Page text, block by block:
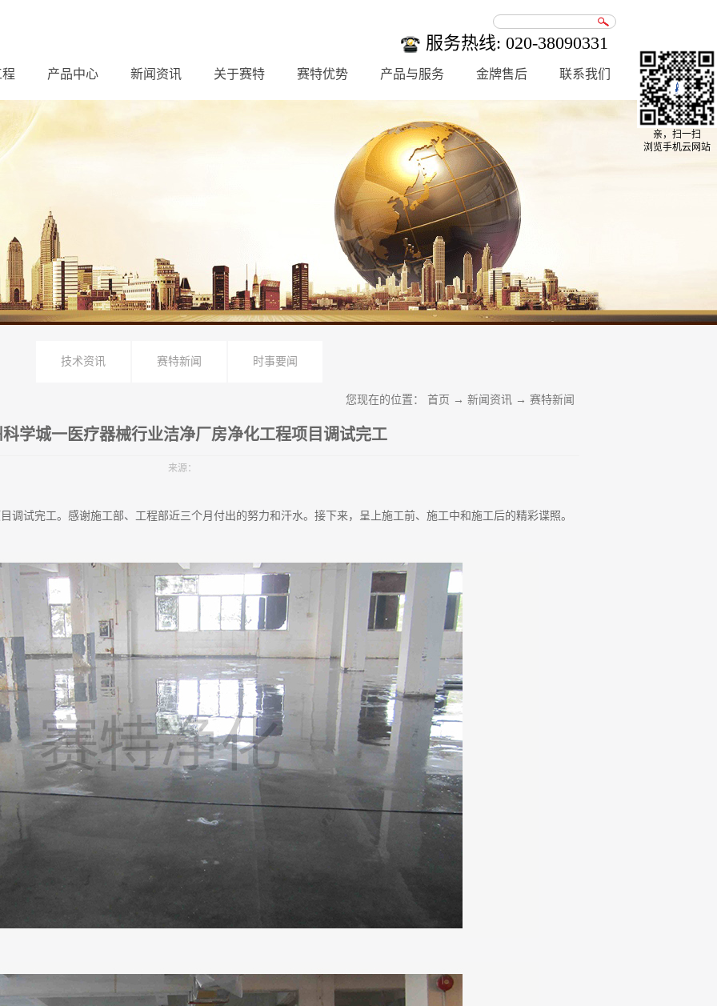
服务热线: 020-38090331
产品中心 新闻资讯 关于赛特 赛特优势 产品与服务 金牌售后 联系我们
技术资讯 赛特新闻 时事要闻
您现在的位置： 首页 → 新闻资讯 → 赛特新闻
学城一医疗器械行业洁净厂房净化工程项目调试完工
来源：
调试完工。感谢施工部、工程部近三个月付出的努力和汗水。接下来，呈上施工前、施工中和施工后的精彩谍照。
亲，扫一扫
浏览手机云网站